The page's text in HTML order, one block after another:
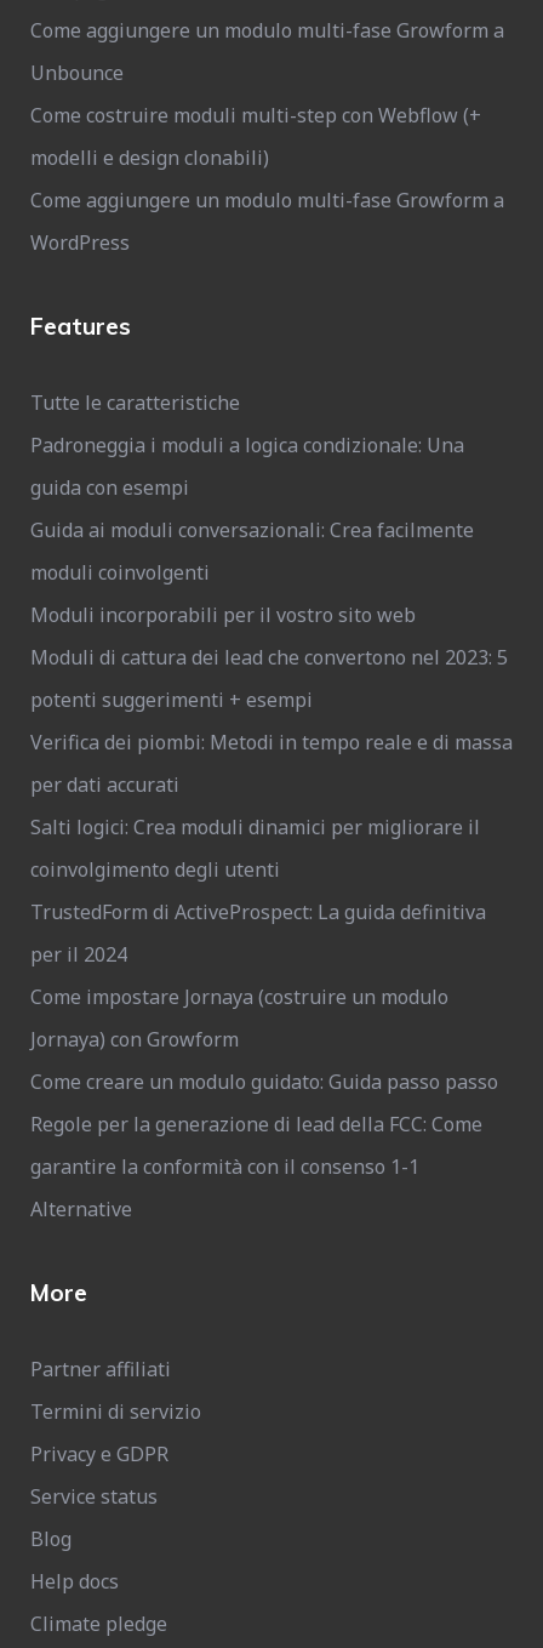
Come aggiungere un modulo multi-fase Growform a
Unbounce
Come costruire moduli multi-step con Webflow (+
modelli e design clonabili)
Come aggiungere un modulo multi-fase Growform a
WordPress
Features
Tutte le caratteristiche
Padroneggia i moduli a logica condizionale: Una
guida con esempi
Guida ai moduli conversazionali: Crea facilmente
moduli coinvolgenti
Moduli incorporabili per il vostro sito web
Moduli di cattura dei lead che convertono nel 2023: 5
potenti suggerimenti + esempi
Verifica dei piombi: Metodi in tempo reale e di massa
per dati accurati
Salti logici: Crea moduli dinamici per migliorare il
coinvolgimento degli utenti
TrustedForm di ActiveProspect: La guida definitiva
per il 2024
Come impostare Jornaya (costruire un modulo
Jornaya) con Growform
Come creare un modulo guidato: Guida passo passo
Regole per la generazione di lead della FCC: Come
garantire la conformità con il consenso 1-1
Alternative
More
Partner affiliati
Termini di servizio
Privacy e GDPR
Service status
Blog
Help docs
Climate pledge